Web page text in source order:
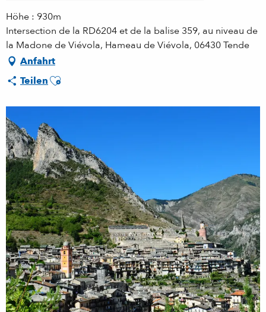
Höhe : 930m
Intersection de la RD6204 et de la balise 359, au niveau de
la Madone de Viévola, Hameau de Viévola, 06430 Tende
Anfahrt
TeilenAjouter aux favoris